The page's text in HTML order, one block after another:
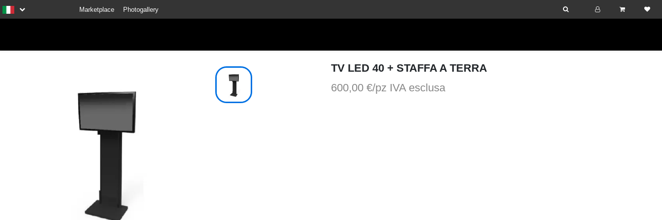
Marketplace Photogallery
TV LED 40 + STAFFA A TERRA
600,00 €/pz IVA esclusa